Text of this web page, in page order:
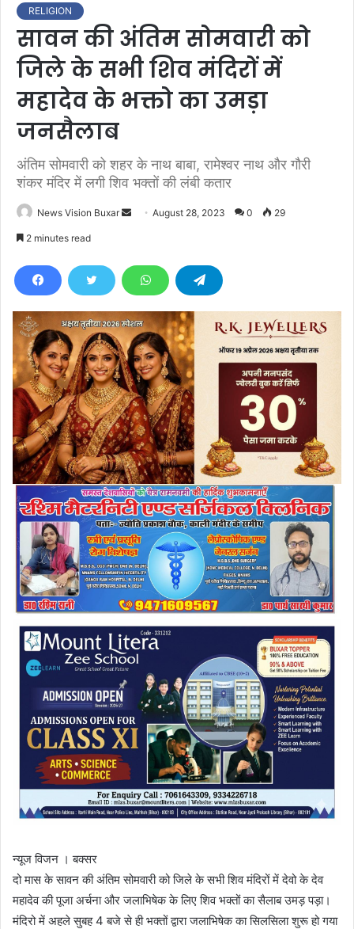
RELIGION
सावन की अंतिम सोमवारी को
जिले के सभी शिव मंदिरों में
महादेव के भक्तो का उमड़ा
जनसैलाब
अंतिम सोमवारी को शहर के नाथ बाबा, रामेश्वर नाथ और गौरी
शंकर मंदिर में लगी शिव भक्तों की लंबी कतार
News Vision Buxar
d
e
m
a
i
l
August 28, 2023 0 29
2 minutes read
न्यूज विजन । बक्सर
दो मास के सावन की अंतिम सोमवारी को जिले के सभी शिव मंदिरों में देवो के देव
महादेव की पूजा अर्चना और जलाभिषेक के लिए शिव भक्तों का सैलाब उमड़ पड़ा।
मंदिरो में अहले सुबह 4 बजे से ही भक्तों द्वारा जलाभिषेक का सिलसिला शुरू हो गया